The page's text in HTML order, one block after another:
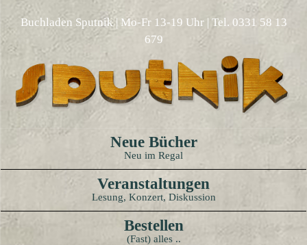
Buchladen Sputnik | Mo-Fr 13-19 Uhr | Tel. 0331 58 13
679
Neue Bücher
Neu im Regal
Veranstaltungen
Lesung, Konzert, Diskussion
Bestellen
(Fast) alles ..